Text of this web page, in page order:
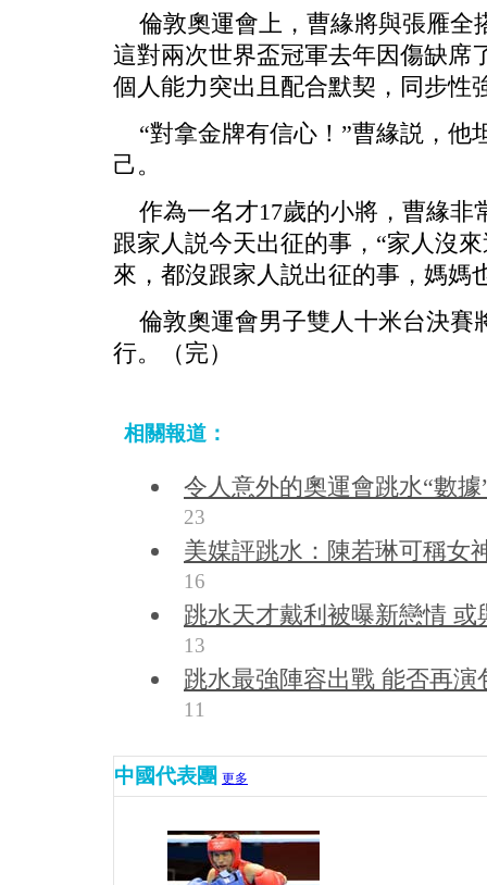
倫敦奧運會上，曹緣將與張雁全
這對兩次世界盃冠軍去年因傷缺席
個人能力突出且配合默契，同步性
“對拿金牌有信心！”曹緣説，他
己。
作為一名才17歲的小將，曹緣非
跟家人説今天出征的事，“家人沒
來，都沒跟家人説出征的事，媽媽
倫敦奧運會男子雙人十米台決賽
行。（完）
相關報道：
令人意外的奧運會跳水“數
23
美媒評跳水：陳若琳可稱女
16
跳水天才戴利被曝新戀情
13
跳水最強陣容出戰 能否再
11
中國代表團 更多